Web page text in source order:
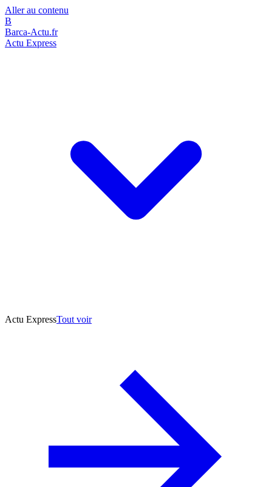
Aller au contenu
B
Barca-Actu.fr
Actu Express
Actu ExpressTout voir